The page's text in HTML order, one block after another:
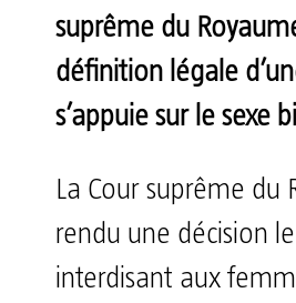
suprême du
définition légale
s’appuie sur le sexe
La Cour suprême du
rendu une décision
interdisant aux